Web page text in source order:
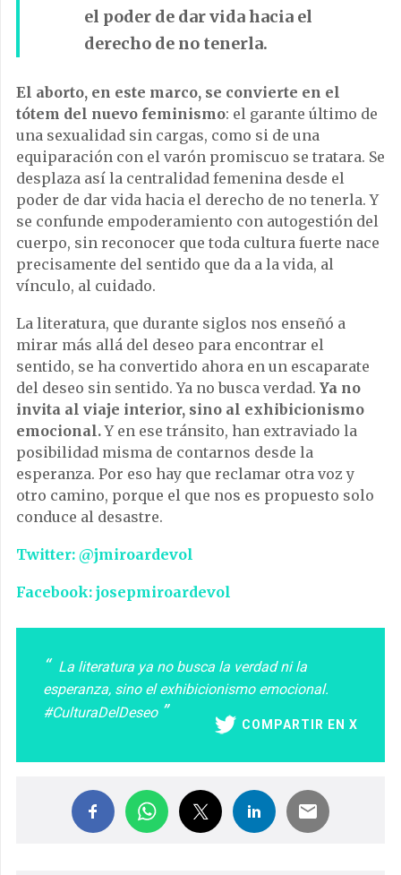
el poder de dar vida hacia el
derecho de no tenerla.
El aborto, en este marco, se convierte en el
tótem del nuevo feminismo: el garante último de
una sexualidad sin cargas, como si de una
equiparación con el varón promiscuo se tratara. Se
desplaza así la centralidad femenina desde el
poder de dar vida hacia el derecho de no tenerla. Y
se confunde empoderamiento con autogestión del
cuerpo, sin reconocer que toda cultura fuerte nace
precisamente del sentido que da a la vida, al
vínculo, al cuidado.
La literatura, que durante siglos nos enseñó a
mirar más allá del deseo para encontrar el
sentido, se ha convertido ahora en un escaparate
del deseo sin sentido. Ya no busca verdad. Ya no
invita al viaje interior, sino al exhibicionismo
emocional.Y en ese tránsito, han extraviado la
posibilidad misma de contarnos desde la
esperanza. Por eso hay que reclamar otra voz y
otro camino, porque el que nos es propuesto solo
conduce al desastre.
Twitter: @jmiroardevol
Facebook: josepmiroardevol
La literatura ya no busca la verdad ni la
esperanza, sino el exhibicionismo emocional.
#CulturaDelDeseo
COMPARTIR EN X